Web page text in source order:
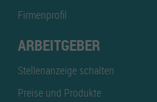
Firmenprofil
ARBEITGEBER
Stellenanzeige schalten
Preise und Produkte